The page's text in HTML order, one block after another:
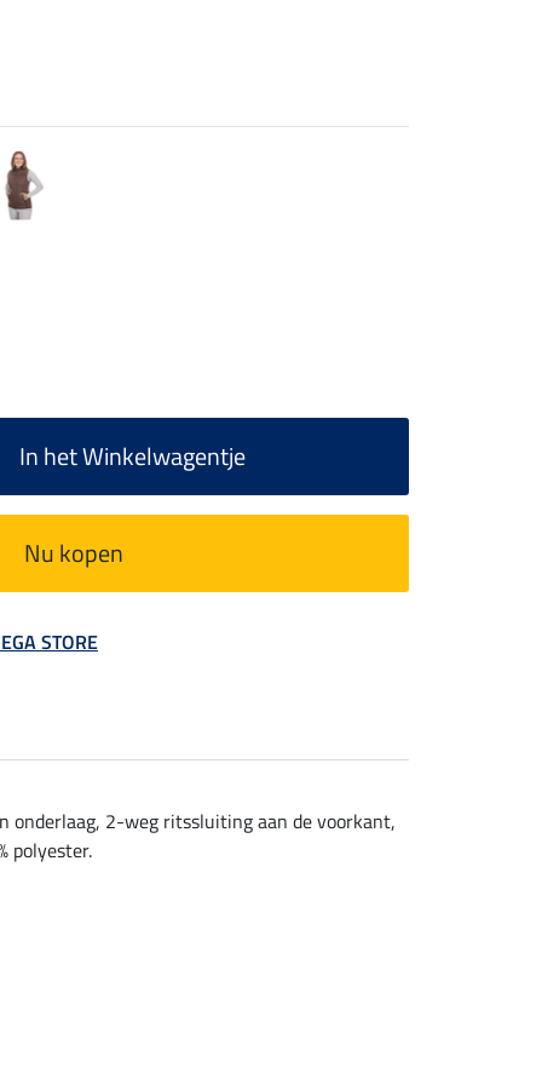
In het Winkelwagentje
Nu kopen
STORE
onderlaag, 2-weg ritssluiting aan de voorkant,
polyester.